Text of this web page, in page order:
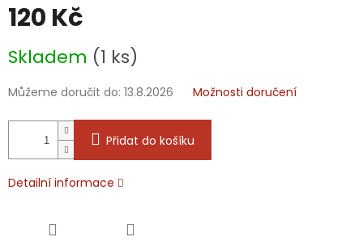
120 Kč
cena:
Skladem (1 ks)
Můžeme doručit do: 13.8.2026 Možnosti doručení
Přidat do košíku
Detailní informace